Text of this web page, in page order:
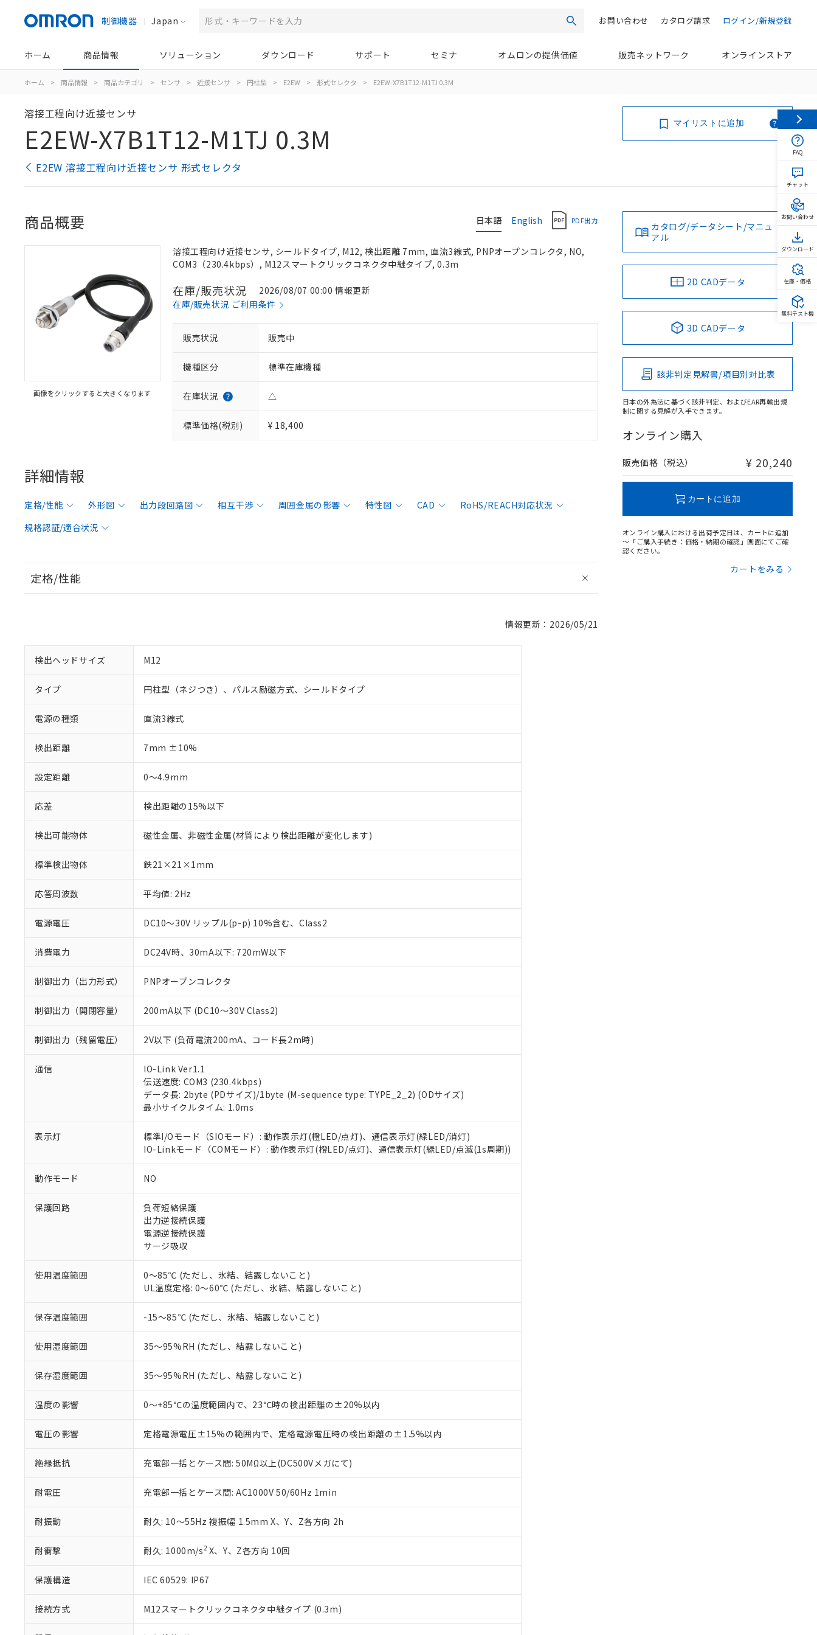
制御機器 Japan 検索 ログイン/新規登録
カタログ請求
お問い合わせ
ホーム 商品情報 ソリューション ダウンロード サポート セミナ オムロンの提供価値 販売ネットワーク オンラインストア
ホーム > 商品情報 > 商品カテゴリ > センサ > 近接センサ > 円柱型 > E2EW > 形式セレクタ > E2EW-X7B1T12-M1TJ 0.3M
溶接工程向け近接センサ
E2EW-X7B1T12-M1TJ 0.3M
E2EW 溶接工程向け近接センサ 形式セレクタ
マイリストに追加
日本語 English PDF出力
商品概要
画像をクリックすると大きくなります
溶接工程向け近接センサ, シールドタイプ, M12, 検出距離 7mm, 直流3線式, PNPオープンコレクタ, NO,
COM3（230.4kbps）, M12スマートクリックコネクタ中継タイプ, 0.3m
在庫/販売状況
2026/08/07 00:00 情報更新
在庫/販売状況 ご利用条件
販売状況 販売中
機種区分 標準在庫機種
在庫状況 △
標準価格(税別) ¥ 18,400
詳細情報
定格/性能 外形図 出力段回路図 相互干渉 周囲金属の影響 特性図 CAD
RoHS/REACH対応状況
規格認証/適合状況
定格/性能
情報更新：2026/05/21
検出ヘッドサイズ M12
タイプ 円柱型（ネジつき）、パルス励磁方式、シールドタイプ
電源の種類 直流3線式
検出距離 7mm ±10%
設定距離 0～4.9mm
応差 検出距離の15%以下
検出可能物体 磁性金属、非磁性金属(材質により検出距離が変化します)
標準検出物体 鉄21×21×1mm
応答周波数 平均値: 2Hz
電源電圧 DC10～30V リップル(p-p) 10%含む、Class2
消費電力 DC24V時、30mA以下: 720mW以下
制御出力（出力形式） PNPオープンコレクタ
制御出力（開閉容量） 200mA以下 (DC10～30V Class2)
制御出力（残留電圧） 2V以下 (負荷電流200mA、コード長2m時)
通信
IO-Link Ver1.1
伝送速度: COM3 (230.4kbps)
データ長: 2byte (PDサイズ)/1byte (M-sequence type: TYPE_2_2) (ODサイズ)
最小サイクルタイム: 1.0ms
表示灯
標準I/Oモード（SIOモード）: 動作表示灯(橙LED/点灯)、通信表示灯(緑LED/消灯)
IO-Linkモード（COMモード）: 動作表示灯(橙LED/点灯)、通信表示灯(緑LED/点滅(1s周期))
動作モード NO
保護回路
負荷短絡保護
出力逆接続保護
電源逆接続保護
サージ吸収
使用温度範囲
0～85℃ (ただし、氷結、結露しないこと)
UL温度定格: 0～60℃ (ただし、氷結、結露しないこと)
保存温度範囲 -15～85℃ (ただし、氷結、結露しないこと)
使用湿度範囲 35～95%RH (ただし、結露しないこと)
保存湿度範囲 35～95%RH (ただし、結露しないこと)
温度の影響 0～+85℃の温度範囲内で、23℃時の検出距離の±20%以内
電圧の影響 定格電源電圧±15%の範囲内で、定格電源電圧時の検出距離の±1.5%以内
絶縁抵抗 充電部一括とケース間: 50MΩ以上(DC500Vメガにて)
耐電圧 充電部一括とケース間: AC1000V 50/60Hz 1min
耐振動 耐久: 10～55Hz 複振幅 1.5mm X、Y、Z各方向 2h
耐衝撃 耐久: 1000m/s2X、Y、Z各方向 10回
保護構造 IEC 60529: IP67
接続方式 M12スマートクリックコネクタ中継タイプ (0.3m)
カタログ/データシート/マニュ
アル
2D CADデータ
3D CADデータ
該非判定見解書/項目別対比表
日本の外為法に基づく該非判定、およびEAR再輸出規
制に関する見解が入手できます。
オンライン購入
販売価格（税込） ¥ 20,240
カートに追加
オンライン購入における出荷予定日は、カートに追加
～「ご購入手続き：価格・納期の確認」画面にてご確
認ください。
カートをみる
ご利用条件
本サービスは、当社制御機器事業取扱商品の当社在庫状況および標準価格(税抜)を提供させていただ
い。
正式な納期状況および標準価格はお客様のお取引先、またはお客様担当のオムロン制御機器販売店・
当社販売員にご相談ください。
オムロン制御機器販売店や当社販売拠点は「
す。
マイパーツ機能（部品リスト作成サービス）をご利用いただくには、I-Webメンバーズにご登録され
ている必要があります。
お客様が当ウェブサイト上で当社にご登録された部品リストについて、当社および当社の共同利用者
が、当社の製品・サービスに関するお客様との取引・商談に必要な範囲で利用することをご了承くだ
※当社の共同利用者とは、"個人情報の共同利用に関して"
いる法人を指します。
※1 対応状況
対応済み：EU RoHS指令（10物質）の非含有に対応した製品が提供可能な商品です。
対応予定：EU RoHS指令（10物質）の非含有に対応した製品に切り替える予定のある商品です。
調査・確認中：EU RoHS指令（10物質）の非含有の対応状況を調査中または確認中の商品です。
非該当品：ライセンス料など無形物で、有害物質有無と関係のない商品です。
仕入先様の事情により、非含有部品としていたものが、含有品と判明した場合などやむを得ず変更すること
*EU RoHS指令（10物質）：
鉛(Pb) 1000ppm以下、 水銀(Hg) 1000ppm以下、 カドミウム(Cd) 100ppm以下、
六価クロム(Cr(Ⅵ)) 1000ppm以下、ポリ臭化ビフェニル類(PBB) 1000ppm以下、ポリ臭化ジフェニルエーテル類(PBDE) 1000ppm以下、
フタル酸ビス(2-エチルヘキシル) (DEHP)(別名：DOP) 1000ppm以下、フタル酸ブチルベンジル（BBP） 1000ppm以下、フタル酸ジブチ
ル（DBP） 1000ppm以下、フタル酸ジイソブチル (DIBP) 1000ppm以下
但し、RoHS指令で産業用監視および制御機器に対する適用除外項目は除く。
※2 対応予定月
部品在庫の切り替え状況などにより、予定月が前後することがあります。
※3 非含有証明書ダウンロード
下記の非含有証明書をダウンロードすることができます。
※本証明書は発行日時点で非含有を証明するもので、過去に遡って非含有を証明するものではありません。
また、RoHS指令のフタル酸エステル類４物質の対応では、対応完了までの期間は出荷製品に未対応品が
混在することから備考欄に対応日を記載しておりました。
既に当社にて対応品への在庫切替を完了していることから、特段のことがない限り、2022年1月12日よ
り割愛しております。
※1 中国RoHS○×表
「×」：最大均質材料含有率が中国RoHSの基準値を超えていることを示します。
「－」：未確認です。当社販売部門へお問い合わせください。
*中国RoHS10物質の基準値 (GB/T26572)：
Pb(鉛) :1000ppm、 Hg(水銀) : 1000ppm、 Cd(カドミウム) : 100ppm、
※2 環境保護使用期限
「ｅ」：有害物質（10物質）のすべてが基準値以下であることを示します。
味します。
「－」：未確認です。当社販売部門へお問い合わせください。
当社は、これら貴社製品のうち、外国為替および外国貿易法に定める商品（以下｢規制貨物等」とい
当社は貴社製品を、核兵器、ミサイル、化学兵器、生物兵器またはその他武器並びにこれらの製造装
置等に一切使用いたしません。
当社は、貴社製品を第三者に販売する場合は、上記1、2および3の内容を当該第三者に通知します。
たしません。
△ 一定数には満たないが在庫あり
－
在庫なし(最新の在庫状況については、お客様のお取引先、またはお客様担当のオムロン制御
白
FAQ
チャット
お問い合わせ
ダウンロード
在庫・価格
無料テスト機